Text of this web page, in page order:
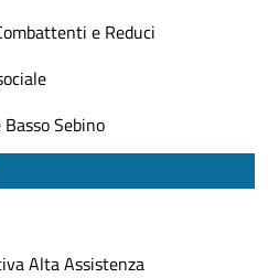
e Reduci
Sebino
Alta Assistenza